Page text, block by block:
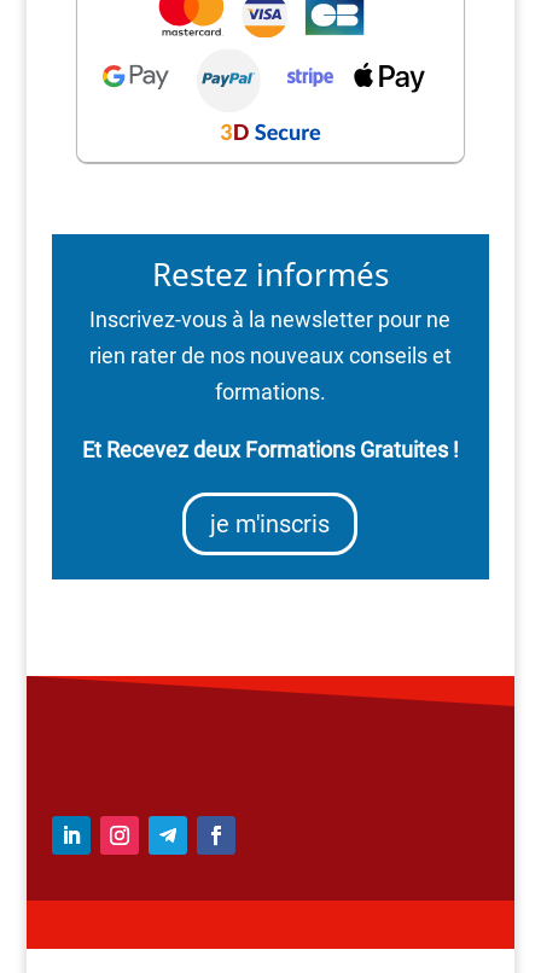
Restez informés
Inscrivez-vous à la newsletter pour ne
rien rater de nos nouveaux conseils et
formations.
Et Recevez deux Formations Gratuites !
je m'inscris